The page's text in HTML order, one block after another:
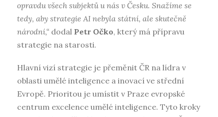
opravdu všech subjektů u nás v Česku. Snažíme se
tedy, aby strategie AI nebyla státní, ale skutečně
národní,“ dodal Petr Očko, který má přípravu
strategie na starosti.
Hlavní vizí strategie je přeměnit ČR na lídra v
oblasti umělé inteligence a inovací ve střední
Evropě. Prioritou je umístit v Praze evropské
centrum excelence umělé inteligence. Tyto kroky